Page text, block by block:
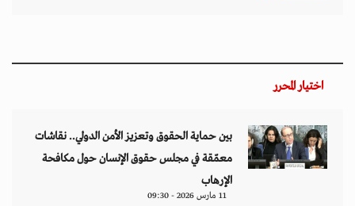
اختيار المحرر
بين حماية الحقوق وتعزيز الأمن الدولي.. نقاشات
معمّقة في مجلس حقوق الإنسان حول مكافحة
الإرهاب
11 مارس 2026 - 09:30